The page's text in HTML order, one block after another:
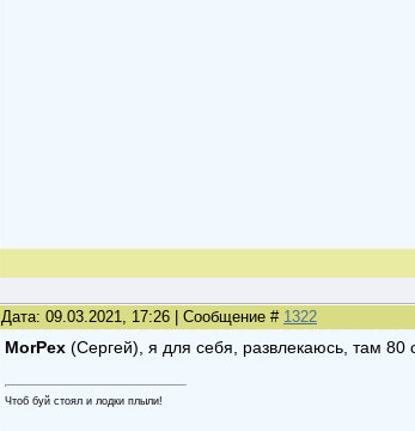
Дата: 09.03.2021, 17:26 | Сообщение # 1322
MorPex (Сергей), я для себя, развлекаюсь, там
Чтоб буй стоял и лодки плыли!